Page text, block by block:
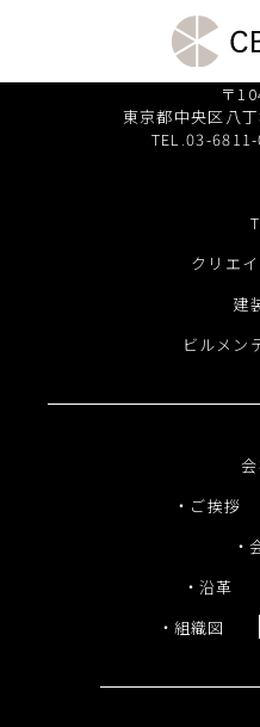
ビルメンテナンス部
会社案内
組織図
株式会社
〒
東京都中央区八
TEL.03-6811-
クリエ
建
ビルメン
ご挨拶
沿革
組織図